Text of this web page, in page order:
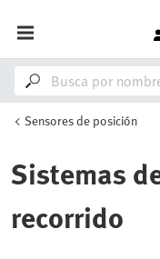
Sensores de posición
Sistemas
recorrido